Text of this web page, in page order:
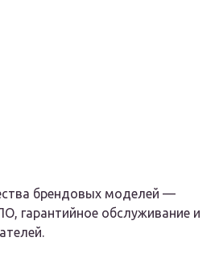
брендовых моделей —
гарантийное обслуживание и